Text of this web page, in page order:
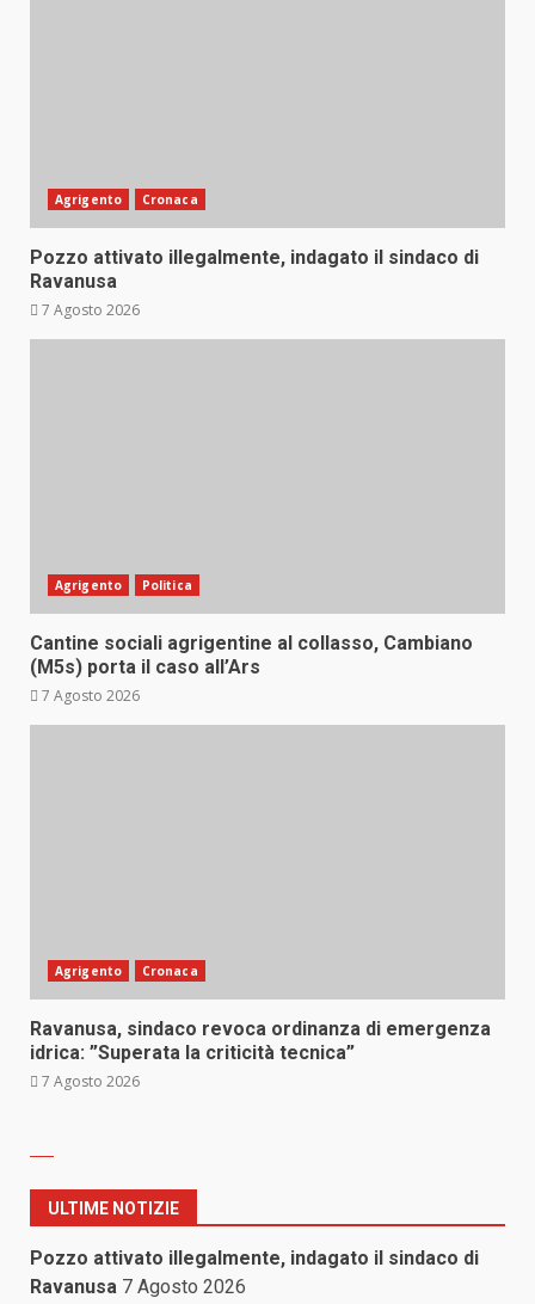
Agrigento Cronaca
Pozzo attivato illegalmente, indagato il sindaco di
Ravanusa
7 Agosto 2026
Agrigento Politica
Cantine sociali agrigentine al collasso, Cambiano
(M5s) porta il caso all’Ars
7 Agosto 2026
Agrigento Cronaca
Ravanusa, sindaco revoca ordinanza di emergenza
idrica: ”Superata la criticità tecnica”
7 Agosto 2026
ULTIME NOTIZIE
Pozzo attivato illegalmente, indagato il sindaco di
Ravanusa 7 Agosto 2026